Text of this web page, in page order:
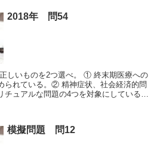
2018年 問54
しいものを2つ選べ。 ① 終末期医療への
られている。② 精神症状、社会経済的問
ュアルな問題の4つを対象にしている。
模擬問題 問12